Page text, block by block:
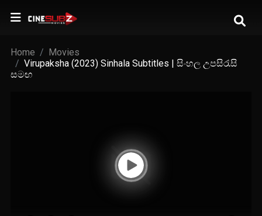
Home
Movies
Virupaksha (2023) Sinhala Subtitles | සිංහල උපසිරැසි
සමඟ